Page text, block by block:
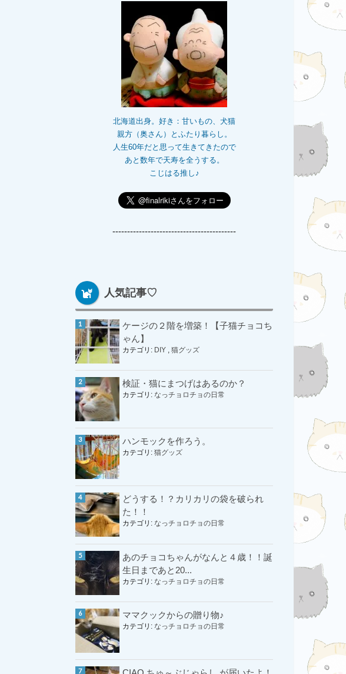
北海道出身。好き：甘いもの、犬猫
親方（奥さん）とふたり暮らし。
人生60年だと思って生きてきたので
あと数年で天寿を全うする。
こじはる推し♪
------------------------------------------
人気記事♡
ケージの２階を増築！【子猫チョコち
ゃん】
カテゴリ: DIY 猫グッズ
検証・猫にまつげはあるのか？
カテゴリ: なっチョロチョの日常
ハンモックを作ろう。
カテゴリ: 猫グッズ
どうする！？カリカリの袋を破られ
た！！
カテゴリ: なっチョロチョの日常
あのチョコちゃんがなんと４歳！！誕
生日まであと20...
カテゴリ: なっチョロチョの日常
ママクックからの贈り物♪
カテゴリ: なっチョロチョの日常